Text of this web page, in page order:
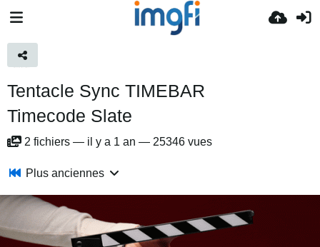
Tentacle Sync TIMEBAR
Timecode Slate
2 fichiers — il y a 1 an — 25346 vues
Plus anciennes